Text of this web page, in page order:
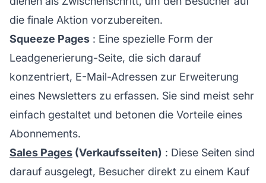
die finale Aktion vorzubereiten.
Squeeze Pages : Eine spezielle Form der
Leadgenerierung-Seite, die sich darauf
konzentriert, E-Mail-Adressen zur Erweiterung
eines Newsletters zu erfassen. Sie sind meist sehr
einfach gestaltet und betonen die Vorteile eines
Abonnements.
Sales Pages (Verkaufsseiten) : Diese Seiten sind
darauf ausgelegt, Besucher direkt zu einem Kauf